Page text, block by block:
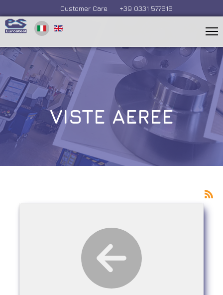
Customer Care +39 0331 577616
VISTE AEREE